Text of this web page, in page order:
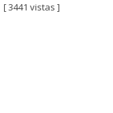
[ 3441 vistas ]